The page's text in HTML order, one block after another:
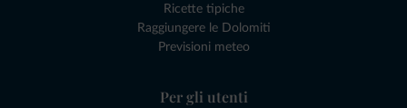
Ricette tipiche
Raggiungere le Dolomiti
Previsioni meteo
Per gli utenti